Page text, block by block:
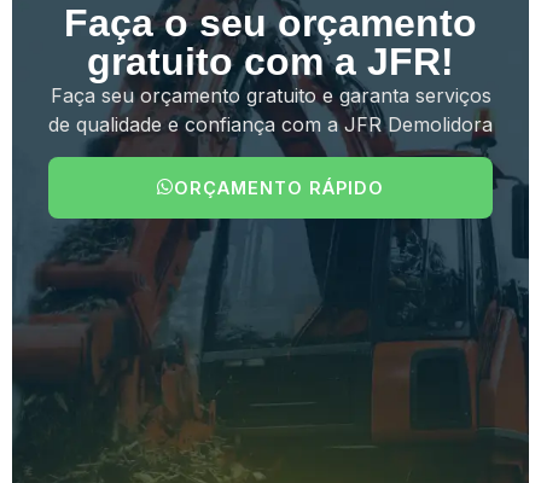
Faça o seu orçamento
gratuito com a JFR!
Faça seu orçamento gratuito e garanta serviços
de qualidade e confiança com a JFR Demolidora
ORÇAMENTO RÁPIDO